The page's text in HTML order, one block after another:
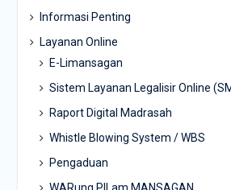
Informasi Penting
Layanan Online
E-Limansagan
Sistem Layanan Legalisir Online
Raport Digital Madrasah
Whistle Blowing System / WBS
Pengaduan